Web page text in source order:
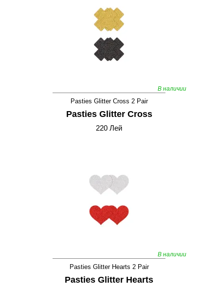
В наличии
Pasties Glitter Cross 2 Pair
Pasties Glitter Cross
220 Лей
В наличии
Pasties Glitter Hearts 2 Pair
Pasties Glitter Hearts